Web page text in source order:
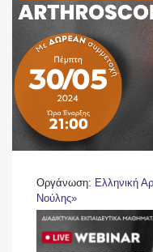
Οργάνωση: Ελληνική
Νούλης»